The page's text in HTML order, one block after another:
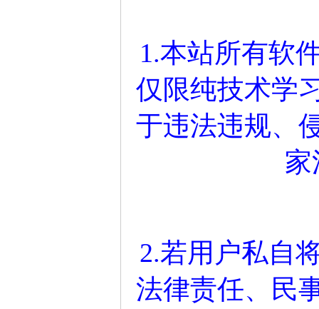
1.本站所有软
仅限纯技术学
于违法违规、
2.若用户私自
法律责任、民